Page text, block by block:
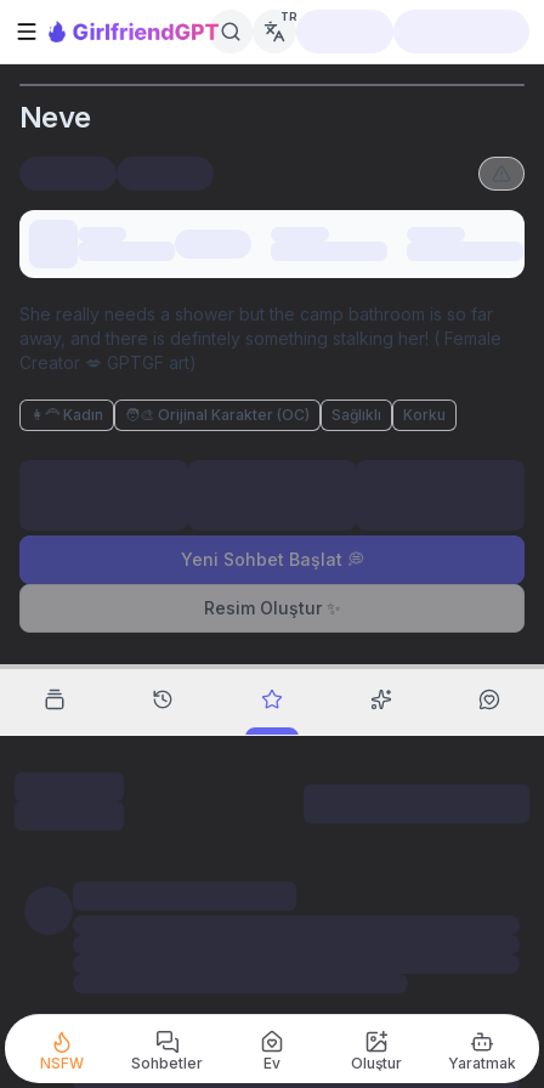
Kenar çubuğunu aç
TR
Neve
She really needs a shower but the camp bathroom is so far
away, and there is defintely something stalking her! ( Female
Creator 💋 GPTGF art)
👩‍🦰 Kadın 🧑‍🎨 Orijinal Karakter (OC) Sağlıklı Korku
Yeni Sohbet Başlat 💭
Resim Oluştur ✨
NSFW Sohbetler Ev Oluştur Yaratmak